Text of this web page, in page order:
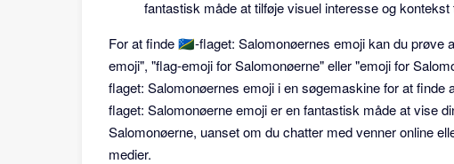
fantastisk måde at tilføje visuel interesse og
For at finde 🇸🇧-flaget: Salomonøernes emoji kan du
emoji", "flag-emoji for Salomonøerne" eller "emoji for
flaget: Salomonøernes emoji i en søgemaskine for at
flaget: Salomonøerne emoji er en fantastisk måde at vise
Salomonøerne, uanset om du chatter med venner online
medier.